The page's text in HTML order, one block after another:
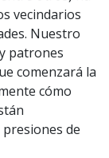
vecindarios
Nuestro
patrones
comenzará la
cómo
de